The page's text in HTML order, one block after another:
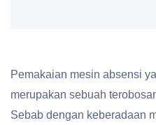
Pemakaian mesin absensi
merupakan sebuah
Sebab dengan keberadaan